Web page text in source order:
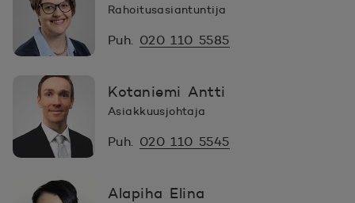
Rahoitusasiantuntija
Puh. 020 110 5585
Kotaniemi Antti
Asiakkuusjohtaja
Puh. 020 110 5545
Alapiha Elina